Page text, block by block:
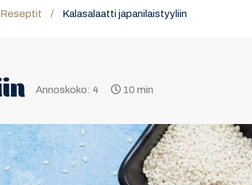
Reseptit / Kalasalaatti japanilaistyyliin
Annoskoko: 4 10 min